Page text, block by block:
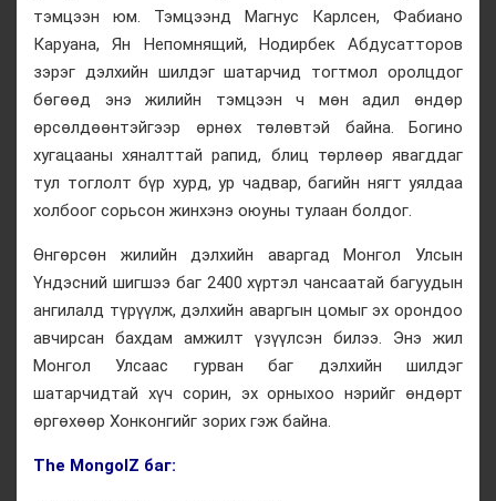
тэмцээн юм. Тэмцээнд Магнус Карлсен, Фабиано
Каруана, Ян Непомнящий, Нодирбек Абдусатторов
зэрэг дэлхийн шилдэг шатарчид тогтмол оролцдог
бөгөөд энэ жилийн тэмцээн ч мөн адил өндөр
өрсөлдөөнтэйгээр өрнөх төлөвтэй байна. Богино
хугацааны хяналттай рапид, блиц төрлөөр явагддаг
тул тоглолт бүр хурд, ур чадвар, багийн нягт уялдаа
холбоог сорьсон жинхэнэ оюуны тулаан болдог.
Өнгөрсөн жилийн дэлхийн аваргад Монгол Улсын
Үндэсний шигшээ баг 2400 хүртэл чансаатай багуудын
ангилалд түрүүлж, дэлхийн аваргын цомыг эх орондоо
авчирсан бахдам амжилт үзүүлсэн билээ. Энэ жил
Монгол Улсаас гурван баг дэлхийн шилдэг
шатарчидтай хүч сорин, эх орныхоо нэрийг өндөрт
өргөхөөр Хонконгийг зорих гэж байна.
The MongolZ баг: